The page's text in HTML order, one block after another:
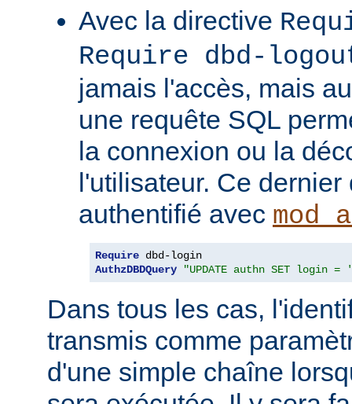
Avec la directive
Require dbd-
jamais l'accès, mais
une requête SQL
la connexion ou la
l'utilisateur. Ce
authentifié avec
Require
AuthzDBDQuery
"UPDATE authn SET login =
Dans tous les cas,
transmis comme
d'une simple chaîne